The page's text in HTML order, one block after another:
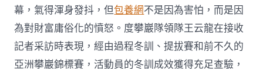
幕，氣得渾身發抖，但包養網不是因為害怕，而是因
為對財富庸俗化的憤怒。度攀巖隊領隊王云龍在接收
記者采訪時表現，經由過程冬訓、提拔賽和前不久的
亞洲攀巖錦標賽，活動員的冬訓成效獲得充足查驗，